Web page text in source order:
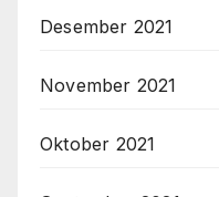
Desember 2021
November 2021
Oktober 2021